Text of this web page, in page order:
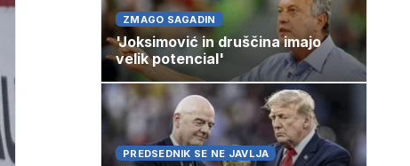
ZMAGO SAGADIN
'Joksimović in druščina imajo
velik potencial'
PREDSEDNIK SE NE JAVLJA